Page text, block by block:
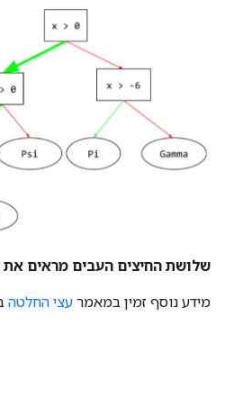
שלושת החיצים העבים מראים את
מידע נוסף זמין במאמר עצי החלטה